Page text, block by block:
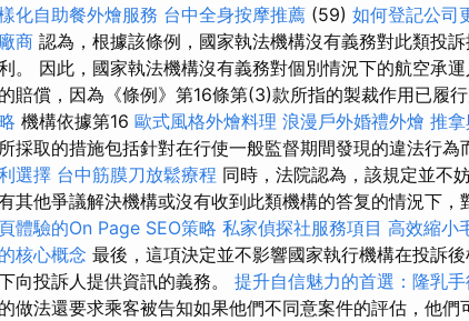
化自助餐外燴服務 台中全身按摩推薦 (59) 如何登記公司
廠商 認為，根據該條例，國家執法機構沒有義務對此類投
。 因此，國家執法機構沒有義務對個別情況下的航空承
的賠償，因為《條例》第16條第(3)款所指的製裁作用已履行
機構依據第16 歐式風格外燴料理 浪漫戶外婚禮外燴 推
所採取的措施包括針對在行使一般監督期間發現的違法行為
選擇 台中筋膜刀放鬆療程 同時，法院認為，該規定並不
其他爭議解決機構或沒有收到此類機構的答复的情況下，
頁體驗的On Page SEO策略 私家偵探社服務項目 高效縮小
的核心概念 最後，這項決定並不影響國家執行機構在投訴
向投訴人提供資訊的義務。 提升自信魅力的首選：隆乳
的做法還要求乘客被告知如果他們不同意案件的評估，他們